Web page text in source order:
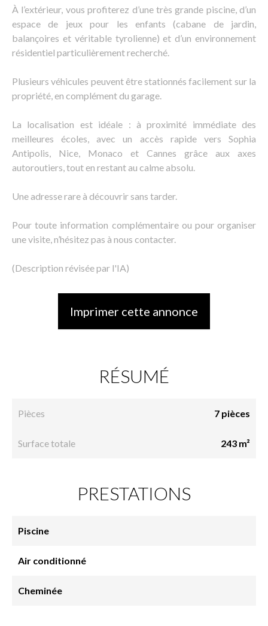
À l’extérieur, vous profiterez d’une très grande piscine, d’un
espace de jeux pour les enfants (cabane de jardin,
balançoires et véritable tyrolienne) et d’un environnement
résidentiel particulièrement recherché.
Plusieurs véhicules peuvent être stationnés facilement sur la
propriété, en complément du garage.
La localisation est idéale : à proximité immédiate des
meilleures écoles, avec un accès rapide vers Sophia
Antipolis, Nice, Monaco et Cannes grâce aux axes
autoroutiers, tout en restant au calme absolu.
Une adresse rare à découvrir sans tarder.
Pour toute information complémentaire ou pour organiser
une visite, n’hésitez pas à nous contacter.
(Description révisée par l'IA)
Imprimer cette annonce
RÉSUMÉ
Pièces 7 pièces
Surface totale 243 m²
PRESTATIONS
Piscine
Air conditionné
Cheminée